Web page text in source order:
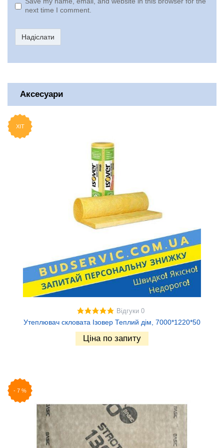
next time I comment.
Надіслати
Аксесуари
ХІТ
Відгуки 0
Утеплювач скловата Ізовер Теплий дім, 7000*1220*50
Ціна по запиту
- 7 %